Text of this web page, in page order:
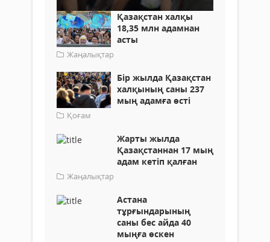
Қазақстан халқы
18,35 млн адамнан
асты
Жаңалықтар
Бір жылда Қазақстан
халқының саны 237
мың адамға өсті
Қоғам
Жарты жылда
Қазақстаннан 17 мың
адам кетіп қалған
Жаңалықтар
Астана
тұрғындарының
саны бес айда 40
мыңға өскен